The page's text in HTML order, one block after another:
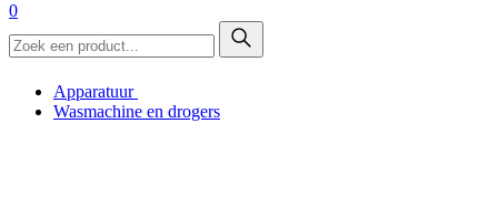
0
Apparatuur
Wasmachine en drogers